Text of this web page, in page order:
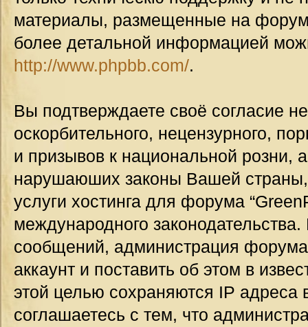
материалы, размещенные на
более детальной информацией
http://www.phpbb.com/.
Вы подтверждаете своё согласие
оскорбительного, нецензурного,
и призывов к национальной розни,
нарушаюших законы Вашей страны,
услуги хостинга для форума
международного
сообщений, администрация
аккаунт и поставить об этом в
этой целью сохраняются IP
соглашаетесь с тем, что